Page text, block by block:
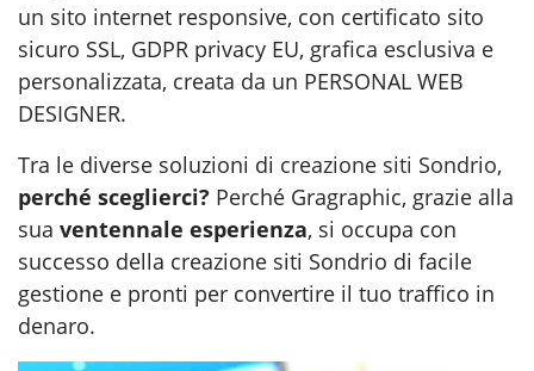
un sito internet responsive, con certificato sito
sicuro SSL, GDPR privacy EU, grafica esclusiva e
personalizzata, creata da un PERSONAL WEB
DESIGNER.
Tra le diverse soluzioni di creazione siti Sondrio,
perché sceglierci? Perché Gragraphic, grazie alla
sua ventennale esperienza, si occupa con
successo della creazione siti Sondrio di facile
gestione e pronti per convertire il tuo traffico in
denaro.